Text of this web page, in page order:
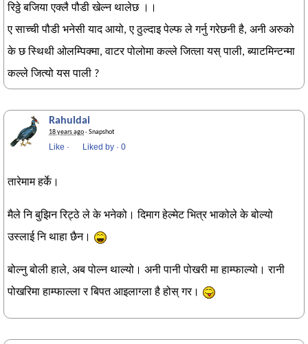
रिठ्ठे बजिया एक्लै पौडी खेल्न थालेछ ।।
ए साच्ची पौडी भनेसी याद आयो, ए ठुल्दाइ पेल्फ ले गर्नु गरेछनी है, अनी अरुको
के छ स्थिथी ओलम्पिक्मा, वाटर पोलोमा कल्ले जित्ला यस् पाली, ब्याटमिन्टन्मा
कल्ले जित्यो यस पाली ?
Rahuldai
18 years ago· Snapshot
Like · Liked by · 0
तारेमाम हर्के।
मैले नि बुझिन रिट्ठे ले के भनेको। दिमाग हेल्मेट भित्र भाकोले के बोल्यो
उस्लाई नि थाहा छैन।
बोल्नु बोली हाले, अब पोल्न थाल्यो। अनी पानी पोखरी मा हाम्फाल्यो। रानी
पोखरिमा हाम्फाल्ला र बिपत आइलाग्ला है होस् गर।